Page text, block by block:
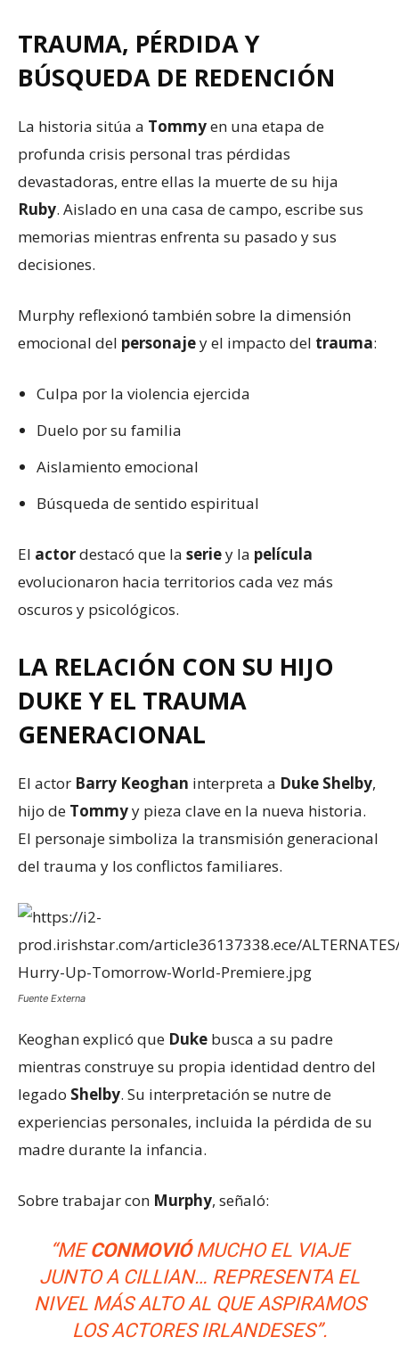
TRAUMA, PÉRDIDA Y
BÚSQUEDA DE REDENCIÓN
La historia sitúa a Tommyen una etapa de
profunda crisis personal tras pérdidas
devastadoras, entre ellas la muerte de su hija
Ruby. Aislado en una casa de campo, escribe sus
memorias mientras enfrenta su pasado y sus
decisiones.
Murphy reflexionó también sobre la dimensión
emocional del personajey el impacto del trauma:
Culpa por la violencia ejercida
Duelo por su familia
Aislamiento emocional
Búsqueda de sentido espiritual
El actordestacó que la seriey la película
evolucionaron hacia territorios cada vez más
oscuros y psicológicos.
LA RELACIÓN CON SU HIJO
DUKE Y EL TRAUMA
GENERACIONAL
El actor Barry Keoghan interpreta a Duke Shelby,
hijo de Tommyy pieza clave en la nueva historia.
El personaje simboliza la transmisión generacional
del trauma y los conflictos familiares.
Fuente Externa
Keoghan explicó que Duke busca a su padre
mientras construye su propia identidad dentro del
legado Shelby. Su interpretación se nutre de
experiencias personales, incluida la pérdida de su
madre durante la infancia.
Sobre trabajar con Murphy, señaló:
“MECONMOVIÓ MUCHO EL VIAJE
JUNTO A CILLIAN… REPRESENTA EL
NIVEL MÁS ALTO AL QUE ASPIRAMOS
LOS ACTORES IRLANDESES”.